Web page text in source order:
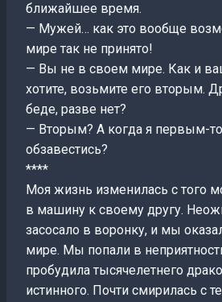
ближайшее время.
— Мужей… как это вообще
мире так не принято!
— Вы не в своем мире. Как и
хотите, возьмите его вторым.
беде, разве нет?
— Вторым? А когда я первым-
обзавестись?
****
Моя жизнь изменилась с того
в машину к своему другу.
засосало в воронку, и мы
мире. Мы попали в
пробудила тысячелетнего
истинного. Почти смирилась с